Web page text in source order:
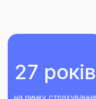
27 років
на ринку страхування